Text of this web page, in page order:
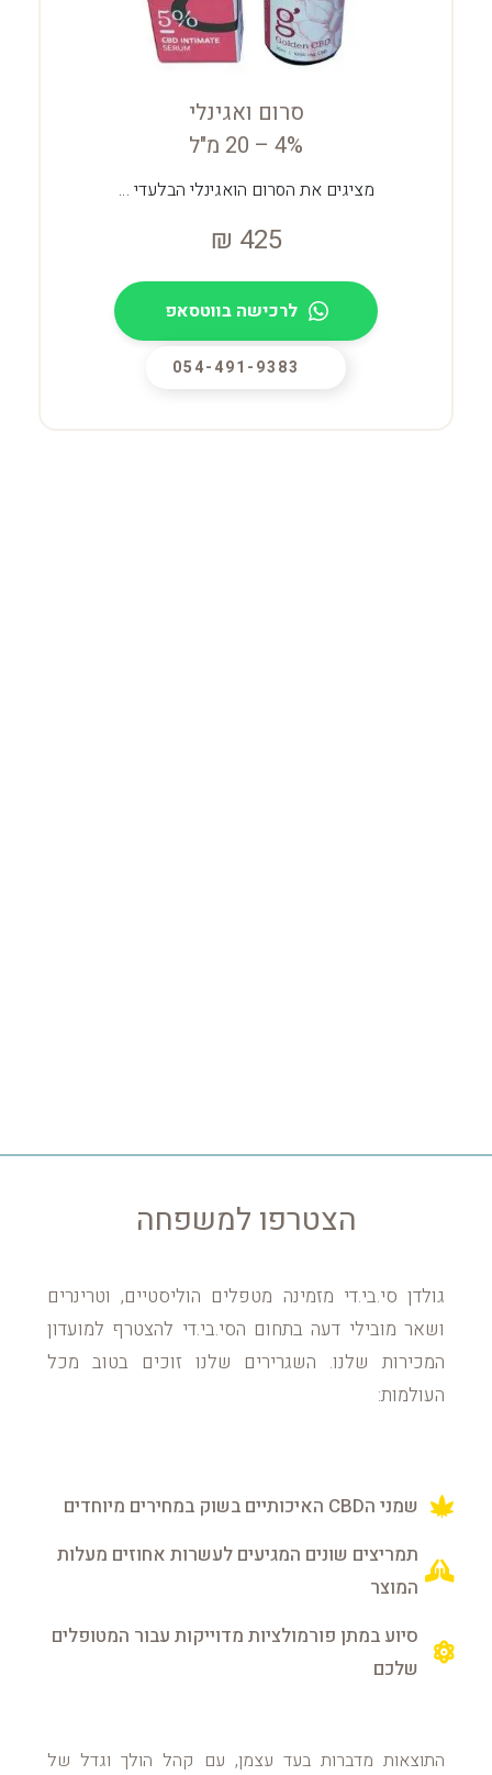
סרום ואגינלי
4% – 20 מ"ל
מציגים את הסרום הואגינלי הבלעדי …
₪ 425
לרכישה בווטסאפ
הצטרפו למשפחה
גולדן סי.בי.די מזמינה מטפלים הוליסטיים, וטרינרים
ושאר מובילי דעה בתחום הסי.בי.די להצטרף למועדון
המכירות שלנו. השגרירים שלנו זוכים בטוב מכל
העולמות:
שמני הCBD האיכותיים בשוק במחירים מיוחדים
תמריצים שונים המגיעים לעשרות אחוזים מעלות
המוצר
סיוע במתן פורמולציות מדוייקות עבור המטופלים
שלכם
התוצאות מדברות בעד עצמן, עם קהל הולך וגדל של